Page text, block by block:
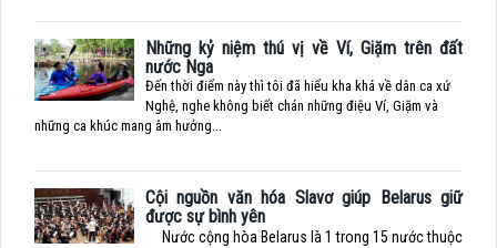
Những kỷ niệm thú vị về Ví, Giặm trên đất
nước Nga
Đến thời điểm này thì tôi đã hiểu kha khá về dân ca xứ
Nghệ, nghe không biết chán những điệu Ví, Giặm và
những ca khúc mang âm hưởng...
Cội nguồn văn hóa Slavơ giúp Belarus giữ
được sự bình yên
Nước cộng hòa Belarus là 1 trong 15 nước thuộc